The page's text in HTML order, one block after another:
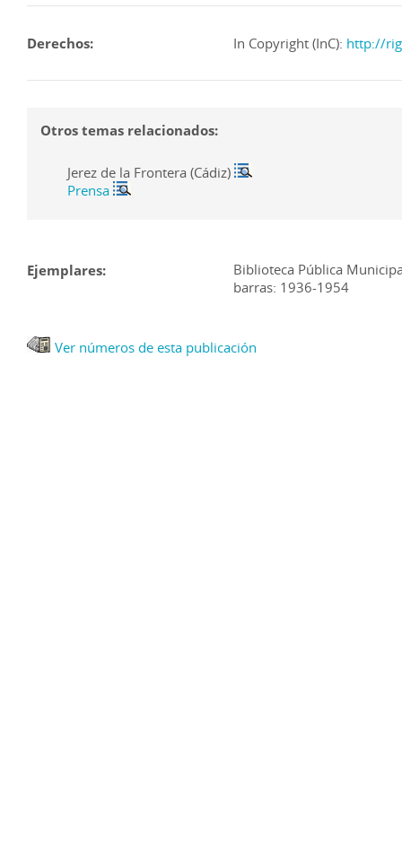
Derechos: In Copyright (InC): http://
Otros temas relacionados:
Jerez de la Frontera (Cádiz)
Prensa
Ejemplares:
Biblioteca Pública
barras: 1936-1954
Ver números de esta publicación